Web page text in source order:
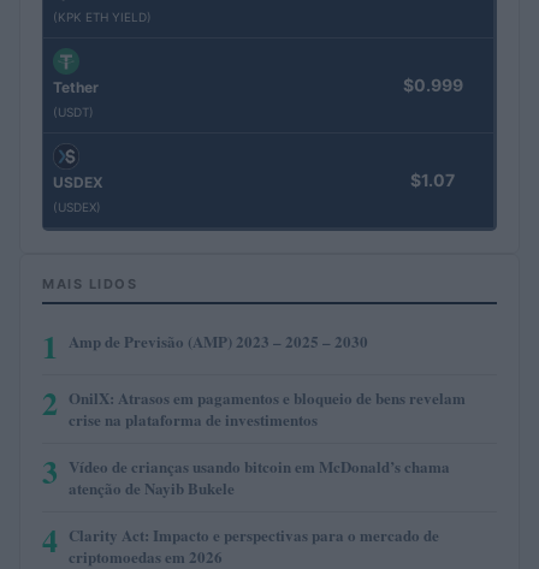
(KPK ETH YIELD)
Tether
(USDT)
$0.999
USDEX
(USDEX)
$1.07
MAIS LIDOS
1 Amp de Previsão (AMP) 2023 – 2025 – 2030
2 OnilX: Atrasos em pagamentos e bloqueio de bens revelam
crise na plataforma de investimentos
3 Vídeo de crianças usando bitcoin em McDonald’s chama
atenção de Nayib Bukele
4 Clarity Act: Impacto e perspectivas para o mercado de
criptomoedas em 2026